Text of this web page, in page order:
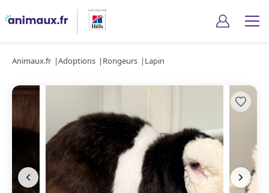
Animaux.fr Adoptions Rongeurs Lapin